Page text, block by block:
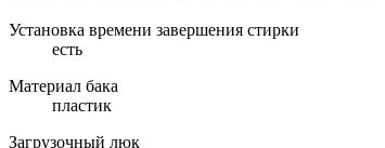
Установка времени завершения стирки
есть
Материал бака
пластик
Загрузочный люк